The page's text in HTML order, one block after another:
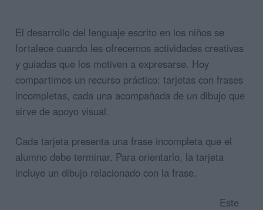
El desarrollo del lenguaje escrito en los niños se
fortalece cuando les ofrecemos actividades creativas
y guiadas que los motiven a expresarse. Hoy
compartimos un recurso práctico: tarjetas con frases
incompletas, cada una acompañada de un dibujo que
sirve de apoyo visual.
Cada tarjeta presenta una frase incompleta que el
alumno debe terminar. Para orientarlo, la tarjeta
incluye un dibujo relacionado con la frase.
Este